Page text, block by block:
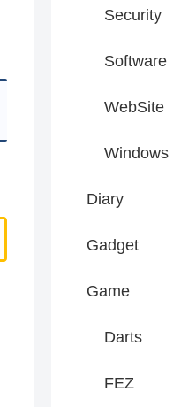
Security
Software
WebSite
Windows
Diary
Gadget
Game
Darts
FEZ